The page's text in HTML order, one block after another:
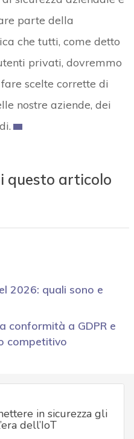
parte della
che tutti, come detto
privati, dovremmo
scelte corrette di
nostre aziende, dei
questo articolo
2026: quali sono e
conformità a GDPR e
competitivo
in sicurezza gli
dell’IoT